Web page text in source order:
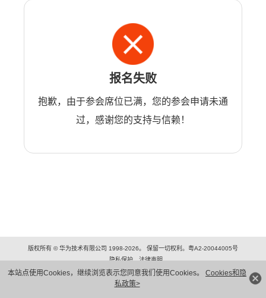
本站点使用Cookies，继续浏览表示您同意我们使用Cookies。 Cookies和隐
私政策>
报名失败
抱歉，由于参会席位已满，您的参会申请未通
过，感谢您的支持与信赖！
版权所有 © 华为技术有限公司 1998-2026。 保留一切权利。粤A2-20044005号
隐私保护
法律声明